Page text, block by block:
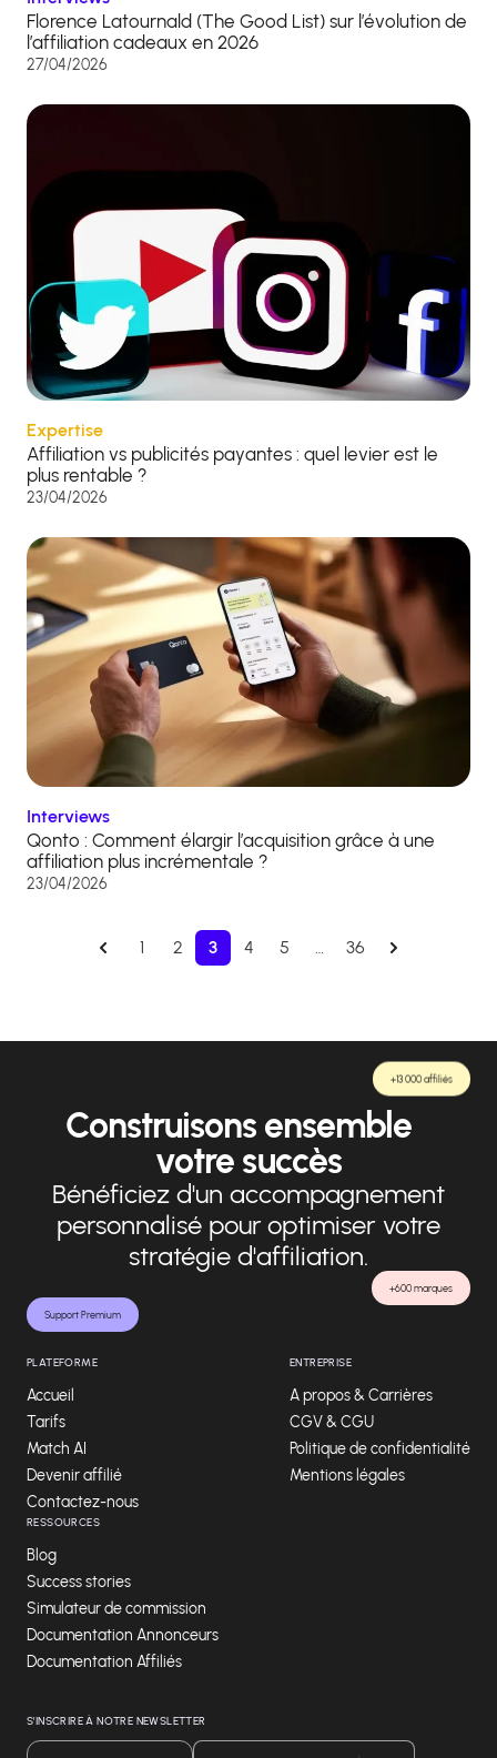
Florence Latournald (The Good List) sur l’évolution de
l’affiliation cadeaux en 2026
27/04/2026
Expertise
Affiliation vs publicités payantes : quel levier est le
plus rentable ?
23/04/2026
Interviews
Qonto : Comment élargir l’acquisition grâce à une
affiliation plus incrémentale ?
23/04/2026
1 2 3 4 5 36
Support Premium
+600 marques
+13 000 affiliés
Construisons ensemble
votre succès
Bénéficiez d'un accompagnement
personnalisé pour optimiser votre
stratégie d'affiliation.
PLATEFORME
Accueil
Tarifs
Match AI
Devenir affilié
Contactez-nous
ENTREPRISE
A propos & Carrières
CGV & CGU
Politique de confidentialité
Mentions légales
RESSOURCES
Blog
Success stories
Simulateur de commission
Documentation Annonceurs
Documentation Affiliés
S'INSCRIRE À NOTRE NEWSLETTER